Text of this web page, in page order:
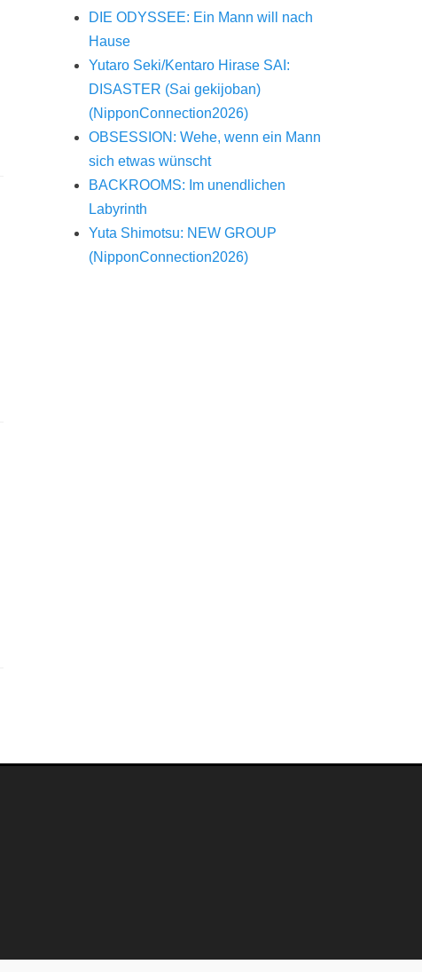
DIE ODYSSEE: Ein Mann will nach
Hause
Yutaro Seki/Kentaro Hirase SAI:
DISASTER (Sai gekijoban)
(NipponConnection2026)
OBSESSION: Wehe, wenn ein Mann
sich etwas wünscht
BACKROOMS: Im unendlichen
Labyrinth
Yuta Shimotsu: NEW GROUP
(NipponConnection2026)